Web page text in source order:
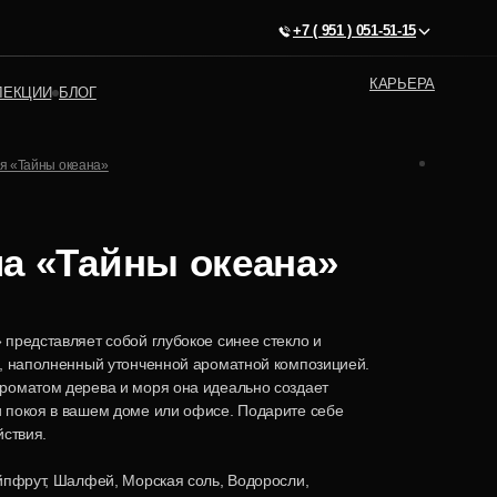
+7 ( 951 ) 051-51-15
БЛОГ
КАРЬЕРА
«Тайны океана»
«Тайны океана»
собой глубокое синее стекло и
наполненный утонченной ароматной композицией.
дерева и моря она идеально создает
в вашем доме или офисе. Подарите себе
Шалфей, Морская соль, Водоросли,